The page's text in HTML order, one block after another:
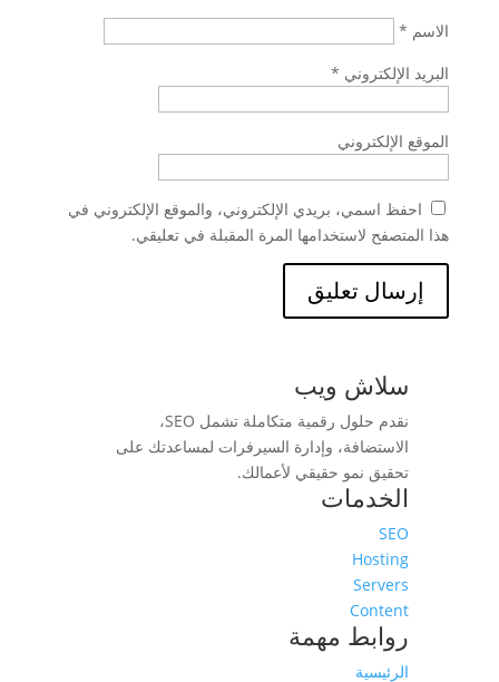
الاسم *
البريد الإلكتروني *
الموقع الإلكتروني
احفظ اسمي، بريدي الإلكتروني، والموقع الإلكتروني في
هذا المتصفح لاستخدامها المرة المقبلة في تعليقي.
سلاش ويب
نقدم حلول رقمية متكاملة تشمل SEO،
الاستضافة، وإدارة السيرفرات لمساعدتك على
تحقيق نمو حقيقي لأعمالك.
الخدمات
SEO
Hosting
Servers
Content
روابط مهمة
الرئيسية